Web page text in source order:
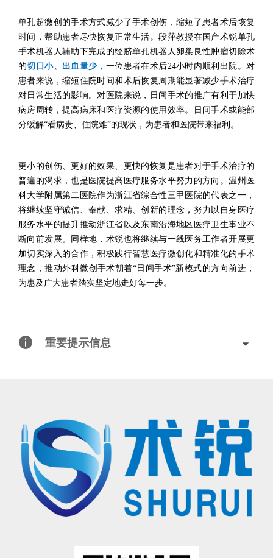
单孔超微创的手术方式减少了手术创伤，缩短了患者术后恢复
时间，帮助患者尽快恢复正常生活。段萍教授在国产术锐单孔
手术机器人辅助下完成的经脐单孔机器人卵巢良性肿瘤切除术
的切口小、出血量少， 一位患者在术后24小时内顺利出院。对
患者来说，缩短住院时间和术后恢复周期能显著减少手术治疗
对日常生活的影响。对医院来说，日间手术的推广有利于加快
病房周转，提高病床和医疗资源的使用效率。日间手术或能部
分缓解“看病贵、住院难”的现状，为患者和医院带来福利。
更小的创伤、更好的效果、更快的恢复是患者对于手术治疗的
普遍的渴求，也是医院提高医疗服务水平努力的方向。温州医
科大学附属第二医院作为浙江省综合性三甲医院的代表之一，
将继续坚守诚信、奉献、求精、创新的理念，努力以自身医疗
服务水平的提升推动浙江省以及东南沿海地区医疗卫生事业不
断向前发展。同样地，术锐也将继续与一线医务工作者开展更
加切实深入的合作，积极践行智慧医疗微创化和精准化的手术
理念，推动外科微创手术朝着“日间手术”新模式的方向前进，
为惠及广大患者踏实坚定地走好每一步。
重要提示信息
的手术操作，请联系北京术锐 机器人股份 有限公司，参加术锐的官方培训计划。患者若想参加术锐 机器人的
注册临床试验，请联系术锐官方合作医院，咨询医生，以确定是否适合术锐®机器人的手术。医生和患者应仔
细了解有关术锐®机器人执行手术及其可能风险的所有信息。
、SHURUI®等是北京术锐机器人股份 有限公司所拥有的注册商标，未经许可，不得使用。